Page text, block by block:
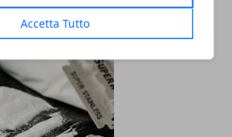
Accetta Tutto